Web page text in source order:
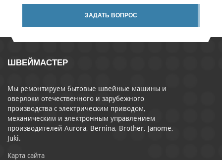
ЗАДАТЬ ВОПРОС
ШВЕЙМАСТЕР
Мы ремонтируем бытовые швейные машины и
оверлоки отечественного и зарубежного
производства с электрическим приводом,
механическим и электронным управлением
производителей Aurora, Bernina, Brother, Janome,
Juki.
Карта сайта